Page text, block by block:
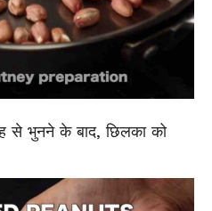
से भुनने के बाद, छिलका को